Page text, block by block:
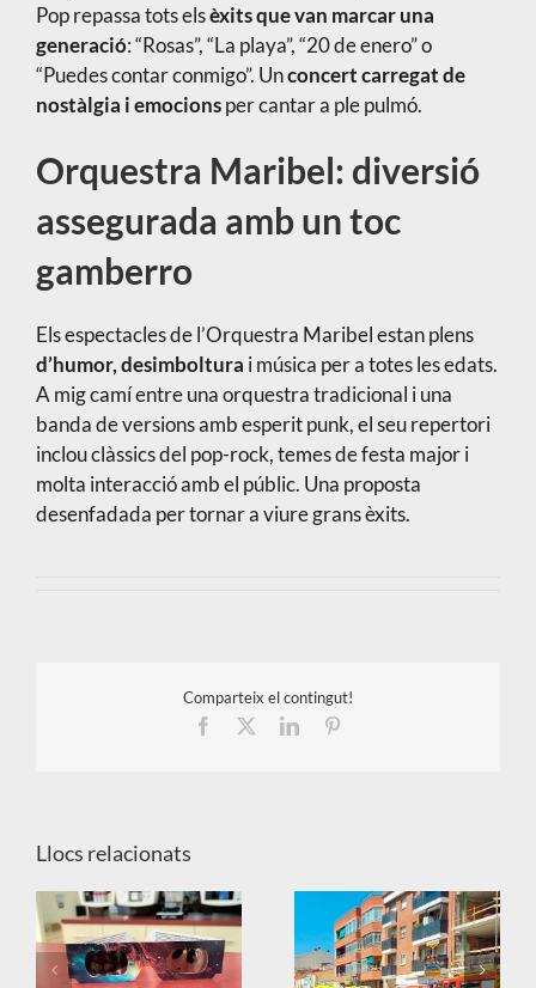
Pop repassa tots elsèxits que van marcar una
generació: “Rosas”, “La playa”, “20 de enero” o
“Puedes contar conmigo”. Unconcert carregat de
nostàlgia i emocionsper cantar a ple pulmó.
Orquestra Maribel: diversió
assegurada amb un toc
gamberro
Els espectacles de l’Orquestra Maribel estan plens
d’humor, desimboltura i música per a totes les edats.
A mig camí entre una orquestra tradicional i una
banda de versions amb esperit punk, el seu repertori
inclou clàssics del pop-rock, temes de festa major i
molta interacció amb el públic. Una proposta
desenfadada per tornar a viure grans èxits.
Comparteix el contingut!
Facebook
LinkedIn
Llocs relacionats